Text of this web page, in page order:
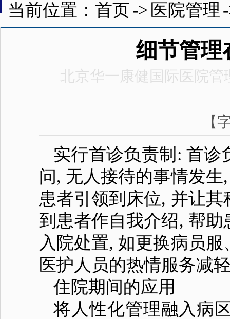
当前位置：首页-> 医院管理
细节管理
北京华一康健国际医院管
【
实行首诊负责制: 首诊
问, 无人接待的事情发
患者引领到床位, 并让
到患者作自我介绍, 帮
入院处置, 如更换病员
医护人员的热情服务减
住院期间的应用
将人性化管理融入病